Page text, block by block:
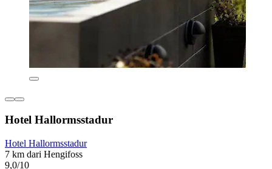
Hotel Hallormsstadur
Hotel Hallormsstadur
7 km dari Hengifoss
9,0/10